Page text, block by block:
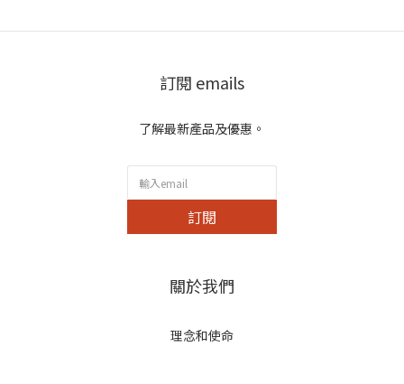
訂閱 emails
了解最新產品及優惠。
訂閱
關於我們
理念和使命